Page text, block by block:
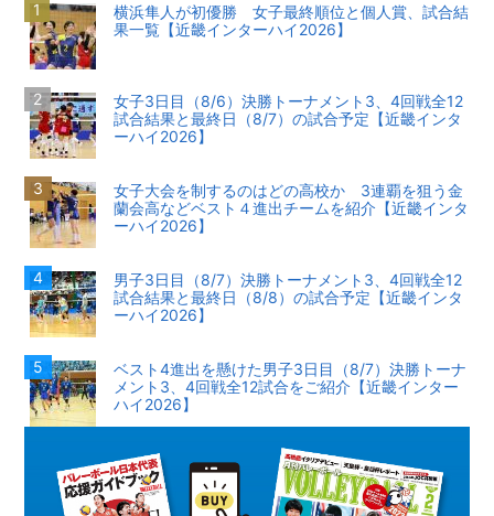
横浜隼人が初優勝 女子最終順位と個人賞、試合結
果一覧【近畿インターハイ2026】
女子3日目（8/6）決勝トーナメント3、4回戦全12
試合結果と最終日（8/7）の試合予定【近畿インタ
ーハイ2026】
女子大会を制するのはどの高校か 3連覇を狙う金
蘭会高などベスト４進出チームを紹介【近畿インタ
ーハイ2026】
男子3日目（8/7）決勝トーナメント3、4回戦全12
試合結果と最終日（8/8）の試合予定【近畿インタ
ーハイ2026】
ベスト4進出を懸けた男子3日目（8/7）決勝トーナ
メント3、4回戦全12試合をご紹介【近畿インター
ハイ2026】